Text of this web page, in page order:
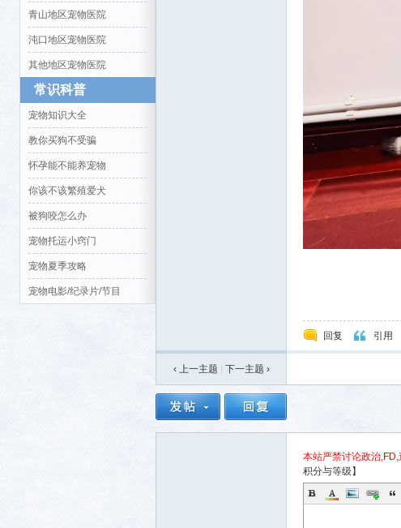
青山地区宠物医院
沌口地区宠物医院
其他地区宠物医院
常识科普
宠物知识大全
教你买狗不受骗
怀孕能不能养宠物
你该不该繁殖爱犬
被狗咬怎么办
宠物托运小窍门
宠物夏季攻略
宠物电影/纪录片/节目
回复 引用
‹ 上一主题 下一主题 ›
本站严禁讨论政治
积分与等级】